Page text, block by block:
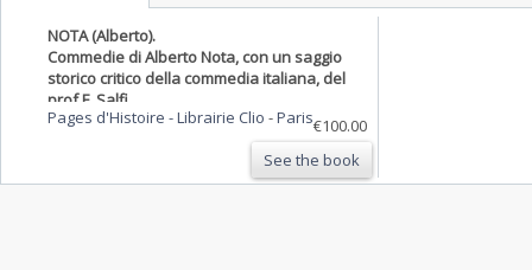
NOTA (Alberto).
Commedie di Alberto Nota, con un saggio
storico critico della commedia italiana, del
prof F. Salfi.
Pages d'Histoire - Librairie Clio -Paris€100.00
See the book